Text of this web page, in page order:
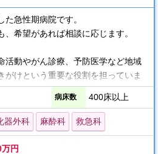
急性期病院です。
希望があれば相談に応じます。
活動やがん診療、予防医学など地域
がけという重要な役割を担っていま
ン高知ショッピングセンターも徒歩
が整っています。
発により周辺道路も拡張されてお
病床数 400床以上
器外科 麻酔科 救急科
円